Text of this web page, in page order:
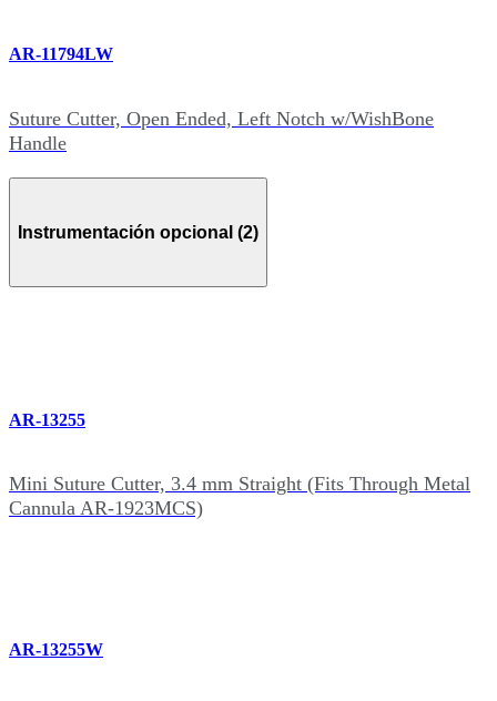
AR-11794LW
Suture Cutter, Open Ended, Left Notch w/WishBone
Handle
Instrumentación opcional (2)
AR-13255
Mini Suture Cutter, 3.4 mm Straight (Fits Through Metal
Cannula AR-1923MCS)
AR-13255W